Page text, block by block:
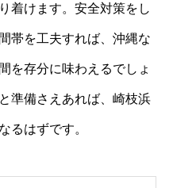
着けます。安全対策をし
帯を工夫すれば、沖縄な
を存分に味わえるでしょ
準備さえあれば、崎枝浜
るはずです。